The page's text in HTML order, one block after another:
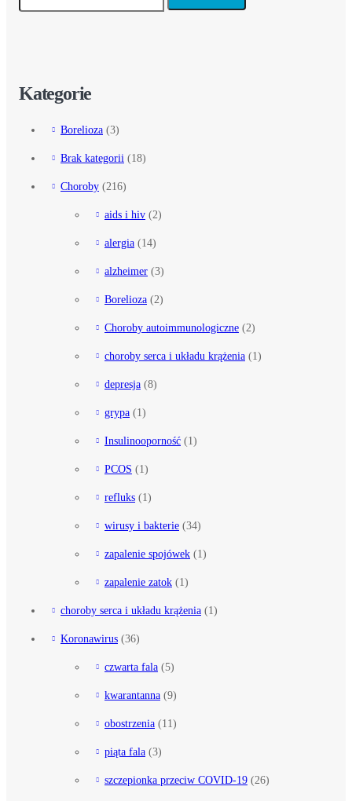
Kategorie
Borelioza (3)
Brak kategorii (18)
Choroby (216)
aids i hiv (2)
alergia (14)
alzheimer (3)
Borelioza (2)
Choroby autoimmunologiczne (2)
choroby serca i układu krążenia (1)
depresja (8)
grypa (1)
Insulinooporność (1)
PCOS (1)
refluks (1)
wirusy i bakterie (34)
zapalenie spojówek (1)
zapalenie zatok (1)
choroby serca i układu krążenia (1)
Koronawirus (36)
czwarta fala (5)
kwarantanna (9)
obostrzenia (11)
piąta fala (3)
szczepionka przeciw COVID-19 (26)